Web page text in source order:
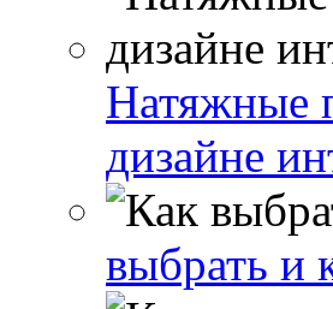
Натяжные
дизайне
выбрать и